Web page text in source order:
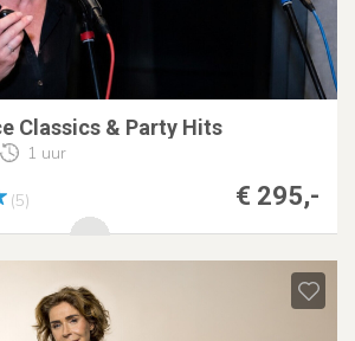
Classics & Party Hits
1 uur
€ 295,-
(5)